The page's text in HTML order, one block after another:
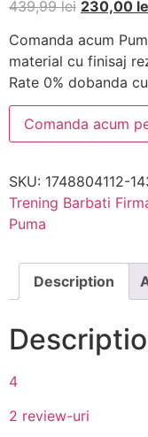
439,99lei 230,00
Comanda acum
material cu finisaj
Rate 0% dobanda
Comanda acum
SKU: 1748804112-
Trening Barbati
Puma
Description
4
2 review-uri